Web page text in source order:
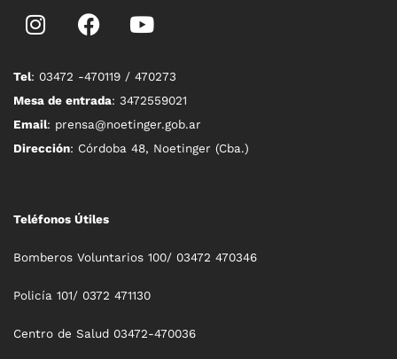
Tel: 03472 -470119 / 470273
Mesa de entrada: 3472559021
Email: prensa@noetinger.gob.ar
Dirección: Córdoba 48, Noetinger (Cba.)
Teléfonos Útiles
Bomberos Voluntarios 100/ 03472 470346
Policía 101/ 0372 471130
Centro de Salud 03472-470036